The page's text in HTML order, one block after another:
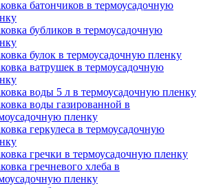
батончиков в термоусадочную
бубликов в термоусадочную
булок в термоусадочную пленку
ватрушек в термоусадочную
воды 5 л в термоусадочную пленку
воды газированной в
пленку
геркулеса в термоусадочную
гречки в термоусадочную пленку
гречневого хлеба в
пленку